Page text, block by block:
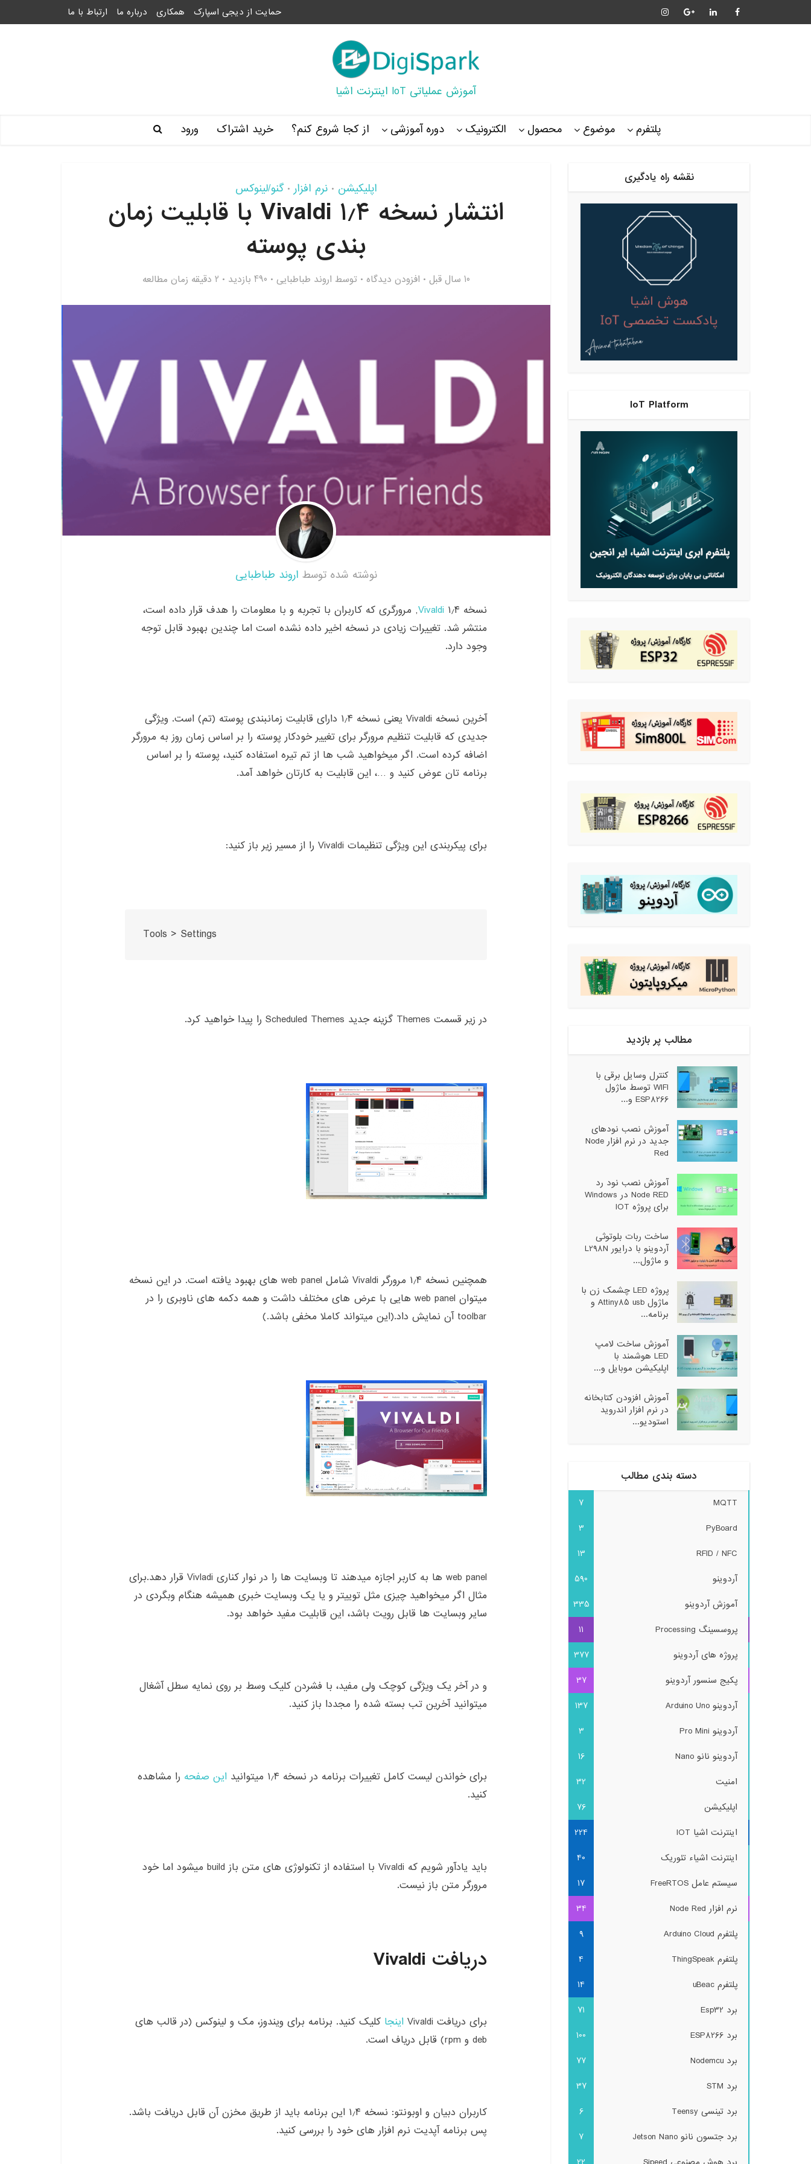
حمایت از دیجی اسپارک همکاری درباره ما ارتباط با ما
آموزش عملیاتی IoT اینترنت اشیا
پلتفرم موضوع محصول الکترونیک دوره آموزشی از کجا شروع کنم؟ خرید اشتراک ورود
اپلیکیشن • نرم افزار • گنو/لینوکس
انتشار نسخه ۱٫۴ Vivaldi با قابلیت زمان
بندی پوسته
10 سال قبل افزودن دیدگاه توسط اروند طباطبایی 490 بازدید 2 دقیقه زمان مطالعه
نوشته شده توسط اروند طباطبایی
نسخه ۱٫۴ Vivaldi, مرورگری که کاربران با تجربه و با معلومات را هدف قرار داده است،
منتشر شد. تغییرات زیادی در نسخه اخیر داده نشده است اما چندین بهبود قابل توجه
وجود دارد.
آخرین نسخه Vivaldi یعنی نسخه ۱٫۴ دارای قابلیت زمانبندی پوسته (تم) است. ویژگی
جدیدی که قابلیت تنظیم مرورگر برای تغییر خودکار پوسته را بر اساس زمان روز به مرورگر
اضافه کرده است. اگر میخواهید شب ها از تم تیره استفاده کنید، پوسته را بر اساس
برنامه تان عوض کنید و …، این قابلیت به کارتان خواهد آمد.
برای پیکربندی این ویژگی تنظیمات Vivaldi را از مسیر زیر باز کنید:
Tools > Settings
در زیر قسمت Themes گزینه جدید Scheduled Themes را پیدا خواهید کرد.
همچنین نسخه ۱٫۴ مرورگر Vivaldi شامل web panel های بهبود یافته است. در این نسخه
میتوان web panel هایی با عرض های مختلف داشت و همه دکمه های ناوبری را در
toolbar آن نمایش داد.(این میتواند کاملا مخفی باشد.)
web panel ها به کاربر اجازه میدهند تا وبسایت ها را در نوار کناری Vivladi قرار دهد.برای
مثال اگر میخواهید چیزی مثل توییتر و یا یک وبسایت خبری همیشه هنگام وبگردی در
سایر وبسایت ها قابل رویت باشد، این قابلیت مفید خواهد بود.
و در آخر یک ویژگی کوچک ولی مفید، با فشردن کلیک وسط بر روی نمایه سطل آشغال
میتوانید آخرین تب بسته شده را مجددا باز کنید.
برای خواندن لیست کامل تغییرات برنامه در نسخه ۱٫۴ میتوانید این صفحه را مشاهده
کنید.
باید یادآور شویم که Vivaldi با استفاده از تکنولوژی های متن باز build میشود اما خود
مرورگر متن باز نیست.
دریافت Vivaldi
برای دریافت Vivaldi اینجا کلیک کنید. برنامه برای ویندوز، مک و لینوکس (در قالب های
deb و rpm) قابل دریاف است.
کاربران دبیان و اوبونتو: نسخه ۱٫۴ این برنامه باید از طریق مخزن آن قابل دریافت باشد.
پس برنامه آپدیت نرم افزار های خود را بررسی کنید.
نقشه راه یادگیری
IoT Platform
مطالب پر بازدید
کنترل وسایل برقی با
WIFI توسط ماژول
ESP8266 و...
آموزش نصب نودهای
جدید در نرم افزار Node
Red
آموزش نصب نود رد
Node RED در Windows
برای پروژه IOT
ساخت ربات بلوتوثی
آردوینو با درایور L298N
و ماژول...
پروژه LED چشمک زن با
ماژول Attiny85 usb و
برنامه...
آموزش ساخت لامپ
LED هوشمند با
اپلیکیشن موبایل و...
آموزش افزودن کتابخانه
در نرم افزار اندروید
استودیو...
دسته بندی مطالب
MQTT
7
PyBoard
3
RFID / NFC
13
آردوینو
590
آموزش آردوینو
335
پروسسینگ Processing
11
پروژه های آردوینو
377
پکیج سنسور آردوینو
37
آردوینو Arduino Uno
137
آردوینو Pro Mini
3
آردوینو نانو Nano
16
امنیت
32
اپلیکیشن
76
اینترنت اشیا IOT
224
اینترنت اشیاء تئوریک
40
سیستم عامل FreeRTOS
17
نرم افزار Node Red
34
پلتفرم Arduino Cloud
9
پلتفرم ThingSpeak
4
پلتفرم uBeac
14
برد Esp32
71
برد ESP8266
100
برد Nodemcu
77
برد STM
37
برد تینسی Teensy
6
برد جتسون نانو Jetson Nano
7